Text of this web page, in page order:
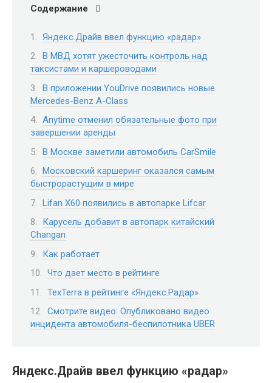
Содержание
Яндекс.Драйв ввел функцию «радар»
В МВД хотят ужесточить контроль над
таксистами и каршероводами
В приложении YouDrive появились новые
Mercedes-Benz A-Class
Anytime отменил обязательные фото при
завершении аренды
В Москве заметили автомобиль CarSmile
Московский каршеринг оказался самым
быстрорастущим в мире
Lifan X60 появились в автопарке Lifcar
Карусель добавит в автопарк китайский
Changan
Как работает
Что дает место в рейтинге
TexTerra в рейтинге «Яндекс.Радар»
Смотрите видео: Опубликовано видео
инцидента автомобиля-беспилотника UBER
Яндекс.Драйв ввел функцию «радар»